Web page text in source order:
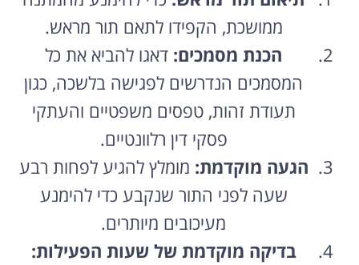
ממושכת, הקפידו לתאם תור מראש.
הכנת מסמכים: דאגו להביא את כל
המסמכים הנדרשים לפגישה בלשכה, כגון
תעודת זהות, טפסים משפטיים והעתקי
פסקי דין רלוונטיים.
הגעה מוקדמת: מומלץ להגיע לפחות רבע
שעה לפני התור שנקבע כדי להימנע
מעיכובים מיותרים.
בדיקה מוקדמת של שעות הפעילות: